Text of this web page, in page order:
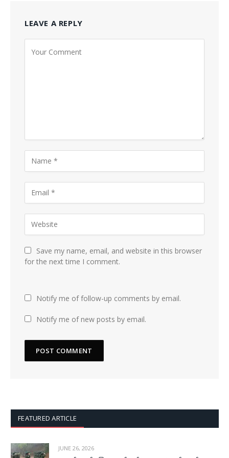
LEAVE A REPLY
Save my name, email, and website in this browser
for the next time I comment.
Notify me of follow-up comments by email.
Notify me of new posts by email.
FEATURED ARTICLE
JUNE 26, 2026